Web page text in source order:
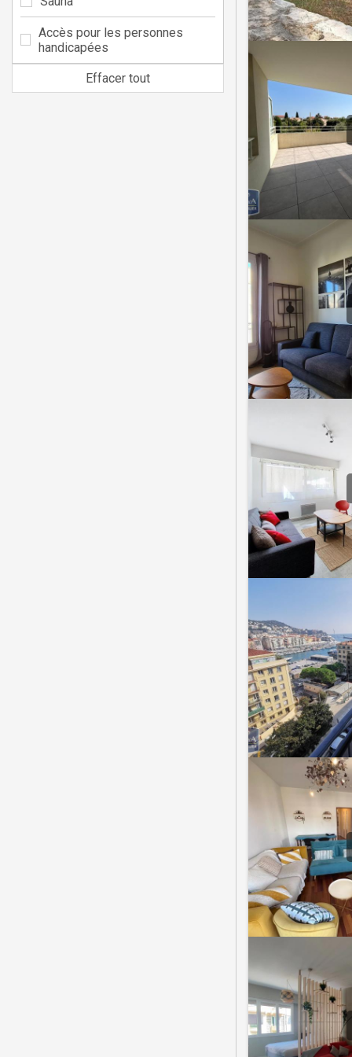
Accès pour les personnes
handicapées
Effacer tout